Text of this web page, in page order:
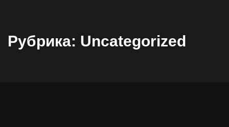
Рубрика: Uncategorized